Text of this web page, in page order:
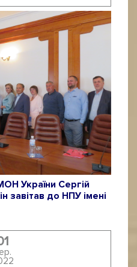
України Сергій
завітав до НПУ імені